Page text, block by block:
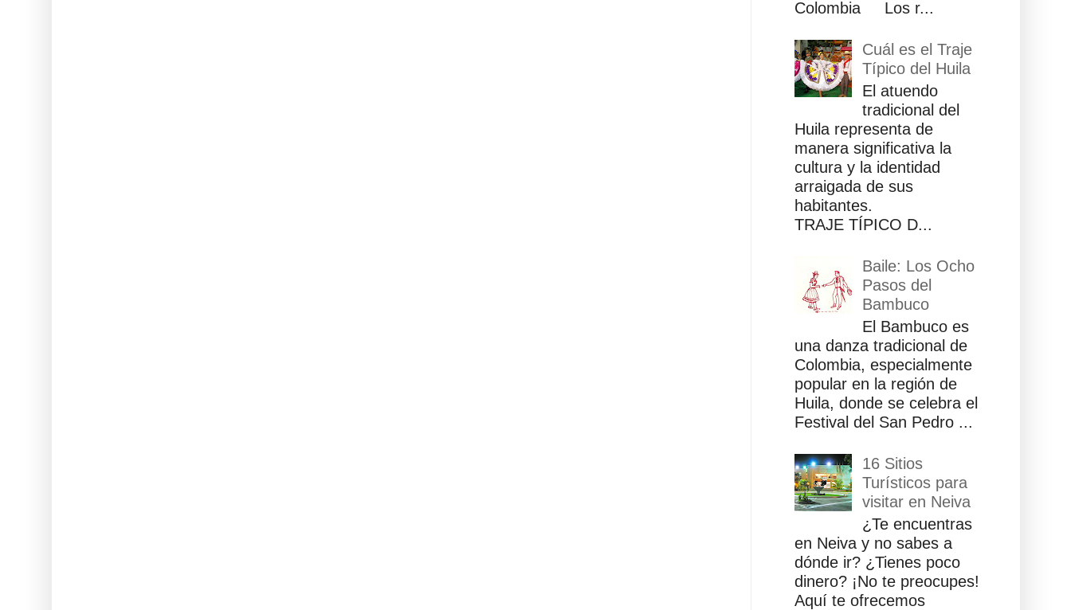
Colombia Los r...
Cuál es el Traje
Típico del Huila
El atuendo
tradicional del
Huila representa de
manera significativa la
cultura y la identidad
arraigada de sus
habitantes.
TRAJE TÍPICO D...
Baile: Los Ocho
Pasos del
Bambuco
El Bambuco es
una danza tradicional de
Colombia, especialmente
popular en la región de
Huila, donde se celebra el
Festival del San Pedro ...
16 Sitios
Turísticos para
visitar en Neiva
¿Te encuentras
en Neiva y no sabes a
dónde ir? ¿Tienes poco
dinero? ¡No te preocupes!
Aquí te ofrecemos